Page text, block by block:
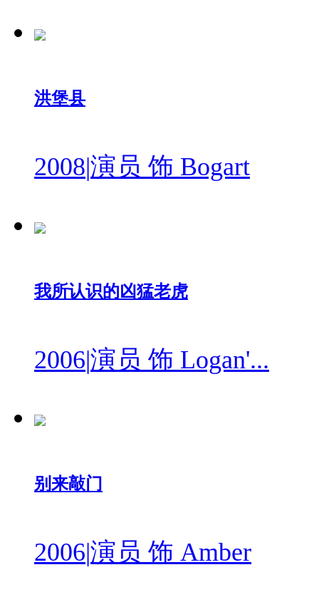
洪堡县
2008|演员 饰 Bogart
我所认识的凶猛老虎
2006|演员 饰 Logan'...
别来敲门
2006|演员 饰 Amber